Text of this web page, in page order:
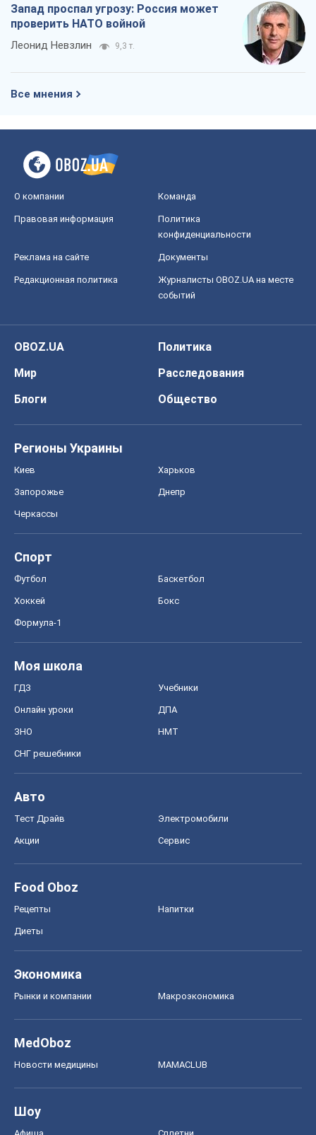
Запад проспал угрозу: Россия может
проверить НАТО войной
Леонид Невзлин 9,3 т.
Все мнения
О компании Команда
Правовая информация
Политика
конфиденциальности
Реклама на сайте Документы
Редакционная политика
Журналисты OBOZ.UA на месте
событий
OBOZ.UA
Политика
Мир
Расследования
Блоги
Общество
Регионы Украины
Киев Харьков
Запорожье Днепр
Черкассы
Спорт
Футбол Баскетбол
Хоккей Бокс
Формула-1
Моя школа
ГДЗ Учебники
Онлайн уроки ДПА
ЗНО НМТ
СНГ решебники
Авто
Тест Драйв Электромобили
Акции Сервис
Food Oboz
Рецепты Напитки
Диеты
Экономика
Рынки и компании Mакроэкономика
MedOboz
Новости медицины MAMACLUB
Шоу